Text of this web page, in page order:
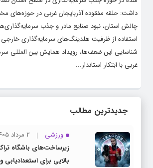
داشت: حلقه مفقوده آذربایجان غربی در حوزه‌های
چالش استان، نبود صنایع مادر و جذب
استفاده از ظرفیت هلدینگ‌های سرمایه‌گذاری خارجی
شناسایی این ضعف‌ها، رویداد همایش بین المللی
غربی با ابتکار استاندار...
جدیدترین مطالب
ورزشی
۲ مرداد ۱۴۰۵
زیرساخت‌های باشگاه
بالایی برای